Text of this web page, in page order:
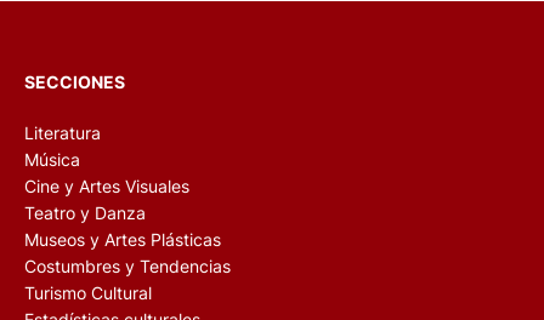
SECCIONES
Literatura
Música
Cine y Artes Visuales
Teatro y Danza
Museos y Artes Plásticas
Costumbres y Tendencias
Turismo Cultural